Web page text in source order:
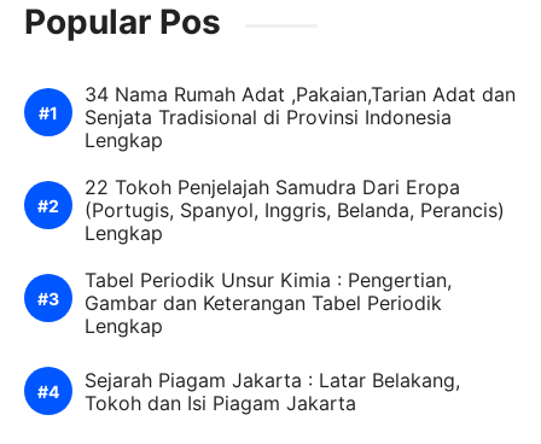
Popular Pos
34 Nama Rumah Adat ,Pakaian,Tarian Adat dan
Senjata Tradisional di Provinsi Indonesia
Lengkap
22 Tokoh Penjelajah Samudra Dari Eropa
(Portugis, Spanyol, Inggris, Belanda, Perancis)
Lengkap
Tabel Periodik Unsur Kimia : Pengertian,
Gambar dan Keterangan Tabel Periodik
Lengkap
Sejarah Piagam Jakarta : Latar Belakang,
Tokoh dan Isi Piagam Jakarta